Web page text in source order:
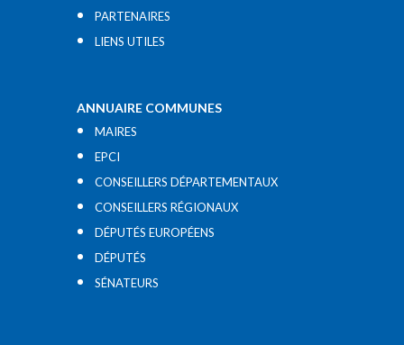
PARTENAIRES
LIENS UTILES​
ANNUAIRE COMMUNES
MAIRES
EPCI
CONSEILLERS DÉPARTEMENTAUX
CONSEILLERS RÉGIONAUX
DÉPUTÉS EUROPÉENS
DÉPUTÉS
SÉNATEURS